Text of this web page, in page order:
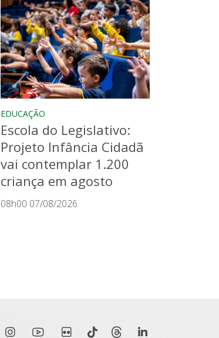
EDUCAÇÃO
Escola do Legislativo:
Projeto Infância Cidadã
vai contemplar 1.200
criança em agosto
08h00 07/08/2026